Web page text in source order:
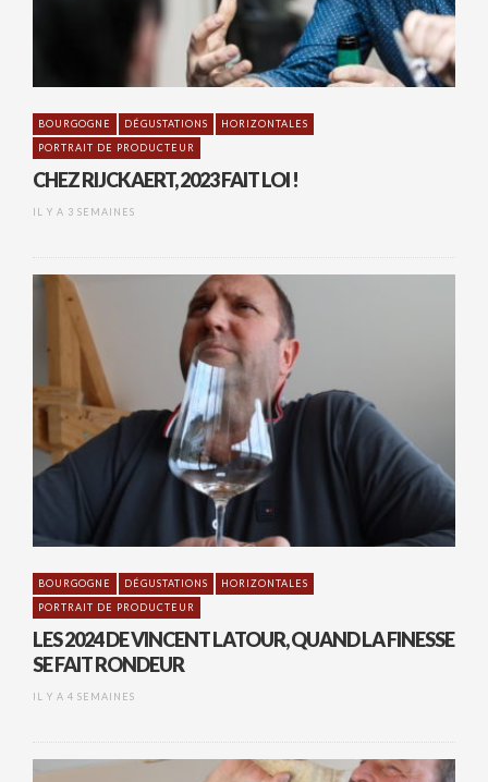
BOURGOGNE DÉGUSTATIONS
HORIZONTALES
PORTRAIT DE PRODUCTEUR
CHEZ RIJCKAERT, 2023 FAIT LOI !
IL Y A 3 SEMAINES
BOURGOGNE DÉGUSTATIONS
HORIZONTALES
PORTRAIT DE PRODUCTEUR
LES 2024 DE VINCENT LATOUR, QUAND LA FINESSE
SE FAIT RONDEUR
IL Y A 4 SEMAINES